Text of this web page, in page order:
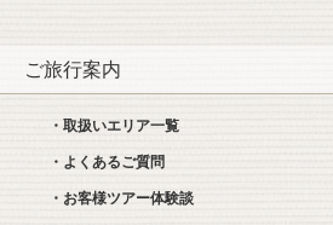
ご旅行案内
・取扱いエリア一覧
・よくあるご質問
・お客様ツアー体験談